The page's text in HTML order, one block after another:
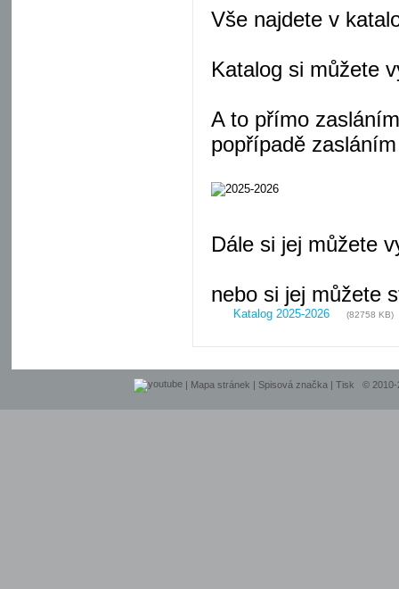
Vše najdete v
Katalog si můžete
A to přímo
popřípadě
Dále si jej můžete
nebo si jej můžete
Katalog 2025-2026 (82758 KB)
| Mapa stránek | Spisová značka | Tisk © 2010-